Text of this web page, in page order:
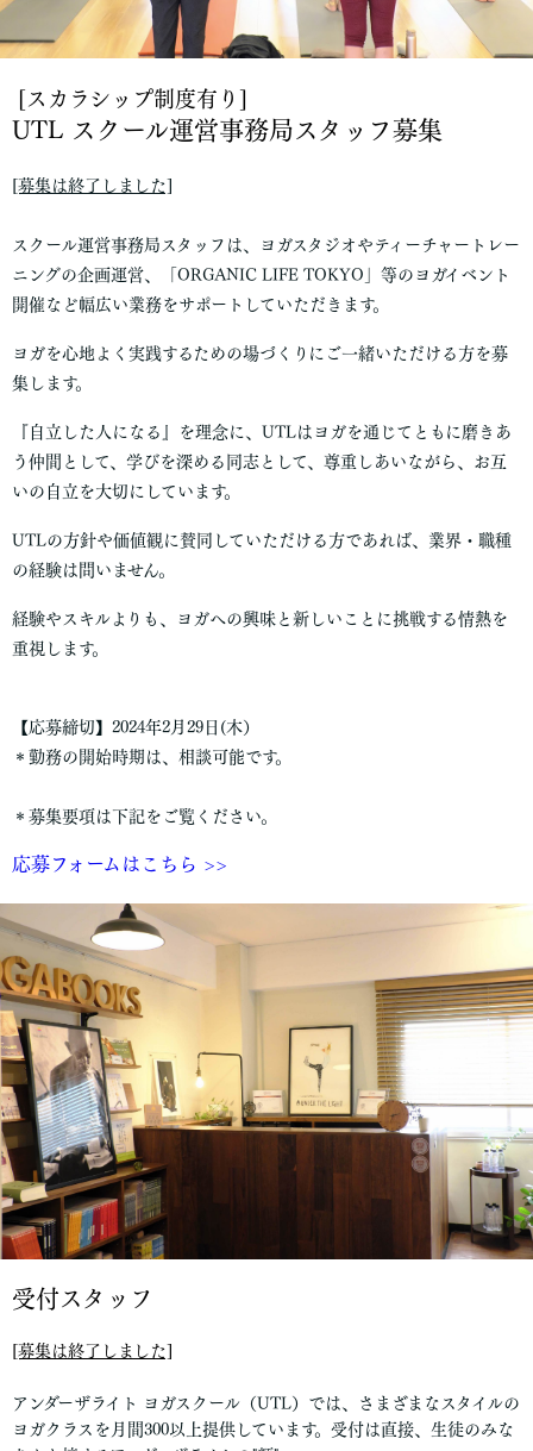
[スカラシップ制度有り]
UTL スクール運営事務局スタッフ募集
[募集は終了しました]
スクール運営事務局スタッフは、ヨガスタジオやティーチャートレー
ニングの企画運営、「ORGANIC LIFE TOKYO」等のヨガイベント
開催など幅広い業務をサポートしていただきます。
ヨガを心地よく実践するための場づくりにご一緒いただける方を募
集します。
『自立した人になる』を理念に、UTLはヨガを通じてともに磨きあ
う仲間として、学びを深める同志として、尊重しあいながら、お互
いの⾃⽴を⼤切にしています。
UTLの方針や価値観に賛同していただける方であれば、業界・職種
の経験は問いません。
経験やスキルよりも、ヨガへの興味と新しいことに挑戦する情熱を
重視します。
【応募締切】2024年2月29日(木）
＊勤務の開始時期は、相談可能です。
＊募集要項は下記をご覧ください。
応募フォームはこちら >>
受付スタッフ
[募集は終了しました]
アンダーザライト ヨガスクール（UTL）では、さまざまなスタイルの
ヨガクラスを月間300以上提供しています。受付は直接、生徒のみな